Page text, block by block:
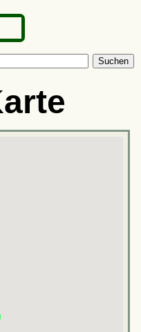
Suchen